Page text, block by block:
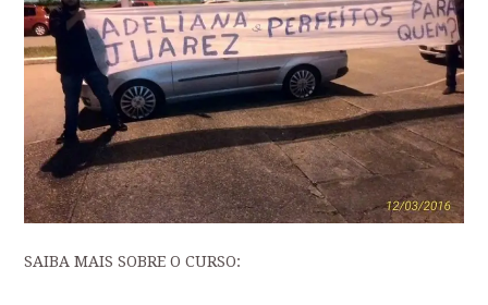
SAIBA MAIS SOBRE O CURSO: